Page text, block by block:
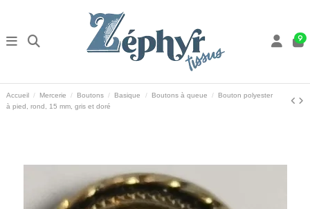
9
Accueil Mercerie Boutons Basique Boutons à queue
Bouton polyester
à pied, rond, 15 mm, gris et doré